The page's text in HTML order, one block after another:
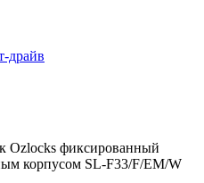
драйв
Ozlocks фиксированный
корпусом SL-F33/F/EM/W